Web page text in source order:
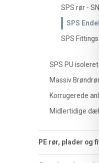
SPS rør -
SPS
SPS Fittings
SPS PU
Massiv
Korrugerede
Midlertidige
PE rør, plader og